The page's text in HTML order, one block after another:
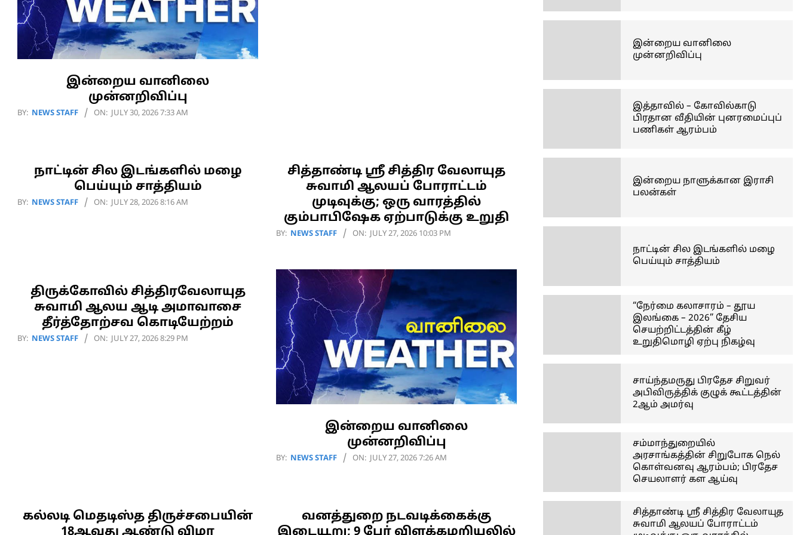
இன்றைய வானிலை
முன்னறிவிப்பு
2026-
BY: NEWS STAFF ON: JULY 30, 2026 7:33 AM
நாட்டின் சில இடங்களில் மழை
பெய்யும் சாத்தியம்
2026-
BY: NEWS STAFF ON: JULY 28, 2026 8:16 AM
சித்தாண்டி ஸ்ரீ சித்திர வேலாயுத
சுவாமி ஆலயப் போராட்டம்
முடிவுக்கு; ஒரு வாரத்தில்
கும்பாபிஷேக ஏற்பாடுக்கு உறுதி
2026-
BY: NEWS STAFF ON: JULY 27, 2026 10:03 PM
திருக்கோவில் சித்திரவேலாயுத
சுவாமி ஆலய ஆடி அமாவாசை
தீர்த்தோற்சவ கொடியேற்றம்
2026-
BY: NEWS STAFF ON: JULY 27, 2026 8:29 PM
இன்றைய வானிலை
முன்னறிவிப்பு
2026-
BY: NEWS STAFF ON: JULY 27, 2026 7:26 AM
கல்லடி மெதடிஸ்த திருச்சபையின்
18ஆவது ஆண்டு விழா
வனத்துறை நடவடிக்கைக்கு
இடையூறு; 9 பேர் விளக்கமறியலில்
இன்றைய வானிலை
முன்னறிவிப்பு
இத்தாவில் – கோவில்காடு
பிரதான வீதியின் புனரமைப்புப்
பணிகள் ஆரம்பம்
இன்றைய நாளுக்கான இராசி
பலன்கள்
நாட்டின் சில இடங்களில் மழை
பெய்யும் சாத்தியம்
“நேர்மை கலாசாரம் – தூய
இலங்கை – 2026” தேசிய
செயற்றிட்டத்தின் கீழ்
உறுதிமொழி ஏற்பு நிகழ்வு
சாய்ந்தமருது பிரதேச சிறுவர்
அபிவிருத்திக் குழுக் கூட்டத்தின்
2ஆம் அமர்வு
சம்மாந்துறையில்
அரசாங்கத்தின் சிறுபோக நெல்
கொள்வனவு ஆரம்பம்; பிரதேச
செயலாளர் கள ஆய்வு
சித்தாண்டி ஸ்ரீ சித்திர வேலாயுத
சுவாமி ஆலயப் போராட்டம்